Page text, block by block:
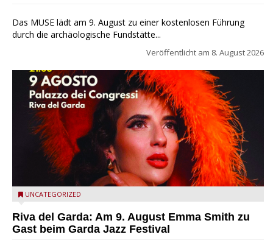
Das MUSE lädt am 9. August zu einer kostenlosen Führung
durch die archäologische Fundstätte...
Veröffentlicht am 8. August 2026
Riva del Garda - Emma Smith zu Gast beim Garda Jazz
UNCATEGORIZED
Riva del Garda: Am 9. August Emma Smith zu
Gast beim Garda Jazz Festival